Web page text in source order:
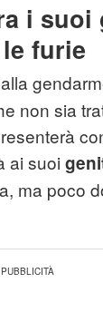
i suoi
furie
non sia
ai suoi
ma poco